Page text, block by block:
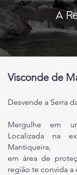
A
Visconde de
Desvende a Serra
Mergulhe em
Localizada na
Mantiqueira,
em área de
região te convida a